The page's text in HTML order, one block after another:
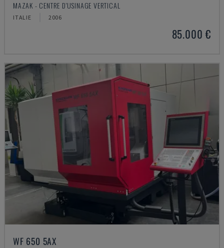
MAZAK - CENTRE D'USINAGE VERTICAL
ITALIE 2006
85.000 €
WF 650 5AX